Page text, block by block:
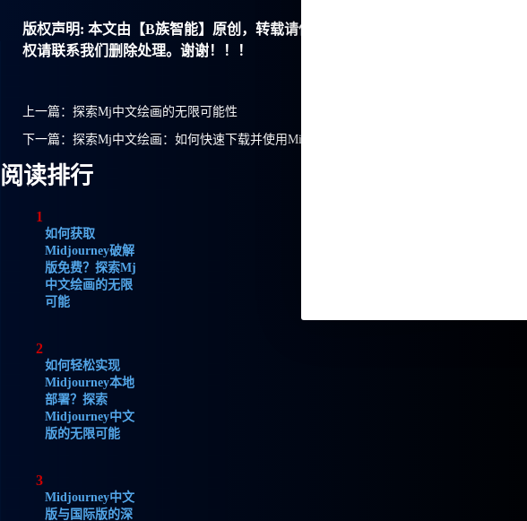
版权声明: 本文由【B族智能】原创，转载请保留链接: https://www.bzu.cn/news/
权请联系我们删除处理。谢谢！！！
上一篇： 探索Mj中文绘画的无限可能性
下一篇： 探索Mj中文绘画：如何快速下载并使用Midjourney中文版
阅读排行
1
如何获取
Midjourney破解
版免费？探索Mj
中文绘画的无限
可能
2
如何轻松实现
Midjourney本地
部署？探索
Midjourney中文
版的无限可能
3
Midjourney中文
版与国际版的深